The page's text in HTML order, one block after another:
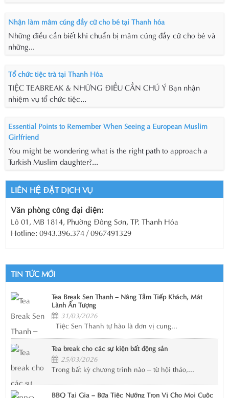
Nhận làm mâm cúng đầy cữ cho bé tại Thanh hóa
Những điều cần biết khi chuẩn bị mâm cúng đầy cữ cho bé và
những...
Tổ chức tiệc trà tại Thanh Hóa
TIỆC TEABREAK & NHỮNG ĐIỀU CẦN CHÚ Ý Bạn nhận
nhiệm vụ tổ chức tiệc...
Essential Points to Remember When Seeing a European Muslim
Girlfriend
You might be wondering what is the right path to approach a
Turkish Muslim daughter?...
LIÊN HỆ ĐẶT DỊCH VỤ
Văn phòng công đại diện:
Lô 01, MB 1814, Phường Đông Sơn, TP. Thanh Hóa
Hotline: 0943.396.374 / 0967491329
TIN TỨC MỚI
Tea Break Sen Thanh – Nâng Tầm Tiếp Khách, Mát
Lành Ấn Tượng
31/03/2026
Tiệc Sen Thanh tự hào là đơn vị cung...
Tea break cho các sự kiện bất động sản
25/03/2026
Trong bất kỳ chương trình nào – từ hội thảo,...
BBQ Tại Gia – Bữa Tiệc Nướng Trọn Vị Cho Mọi Cuộc